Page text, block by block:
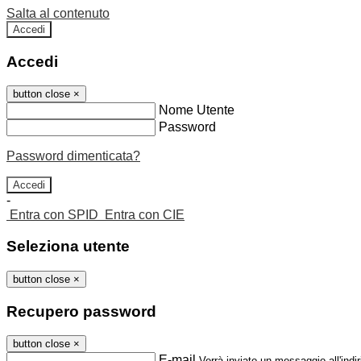
Salta al contenuto
Accedi
Accedi
button close ×
Nome Utente
Password
Password dimenticata?
-
Entra con SPID
Entra con CIE
Seleziona utente
button close ×
Recupero password
button close ×